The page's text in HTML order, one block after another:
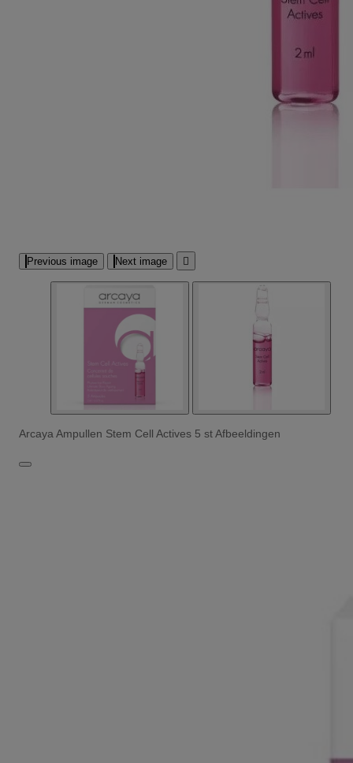
Previous image Next image 
Arcaya Ampullen Stem Cell Actives 5 st Afbeeldingen